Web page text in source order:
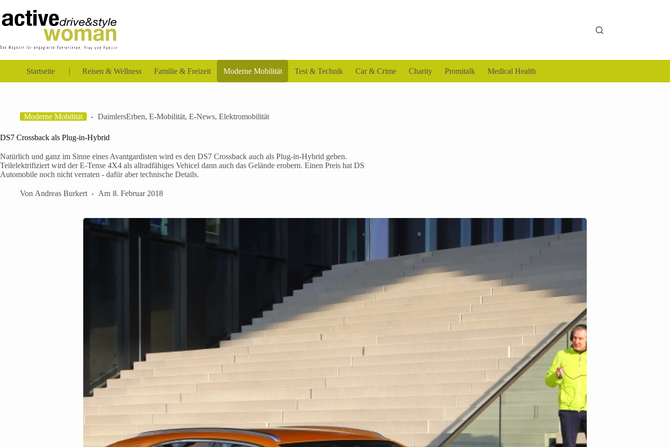
Inhalt
springen
Startseite Reisen & Wellness Familie & Freizeit Moderne Mobilität Test & Technik Car & Crime Charity Promitalk Medical Health
Moderne Mobilität DaimlersErben, E-Mobilität, E-News, Elektromobilität
DS7 Crossback als Plug-in-Hybrid
Natürlich und ganz im Sinne eines Avantgardisten wird es den DS7 Crossback auch als Plug-in-Hybrid geben.
Teilelektrifiziert wird der E-Tense 4X4 als allradfähiges Vehicel dann auch das Gelände erobern. Einen Preis hat DS
Automobile noch nicht verraten - dafür aber technische Details.
Von Andreas Burkert Am 8. Februar 2018